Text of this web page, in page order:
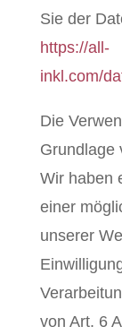
Sie der
https://all-
inkl.com/
Die
Grundlage
Wir haben
einer
unserer
von Art. 6